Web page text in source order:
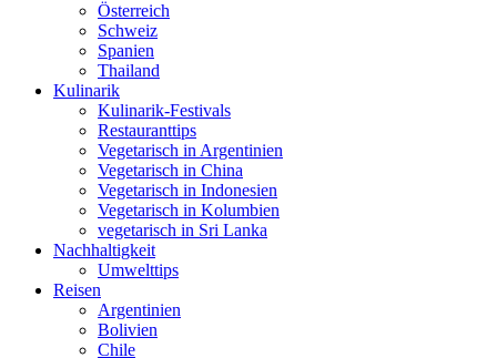
Österreich
Schweiz
Spanien
Thailand
Kulinarik
Kulinarik-Festivals
Restauranttips
Vegetarisch in Argentinien
Vegetarisch in China
Vegetarisch in Indonesien
Vegetarisch in Kolumbien
vegetarisch in Sri Lanka
Nachhaltigkeit
Umwelttips
Reisen
Argentinien
Bolivien
Chile